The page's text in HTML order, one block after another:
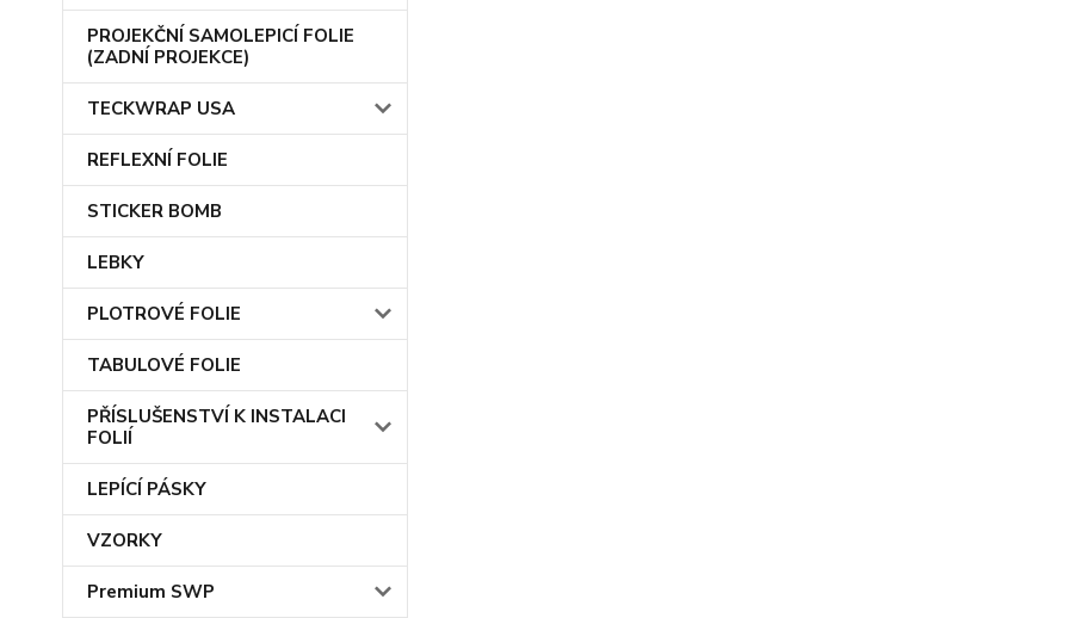
PROJEKČNÍ SAMOLEPICÍ FOLIE
(ZADNÍ PROJEKCE)
TECKWRAP USA
REFLEXNÍ FOLIE
STICKER BOMB
LEBKY
PLOTROVÉ FOLIE
TABULOVÉ FOLIE
PŘÍSLUŠENSTVÍ K INSTALACI
FOLIÍ
LEPÍCÍ PÁSKY
VZORKY
Premium SWP